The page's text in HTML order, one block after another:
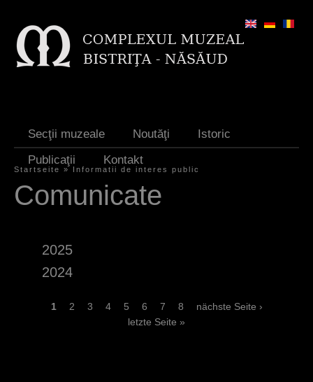
Secţii muzeale Noutăţi
Istoric
Publicaţii
Kontakt
S
Startseite » Informatii de interes public
Comunicate
2025
2024
S1 2 3 4 5 6 7 8
nächste Seite ›
letzte Seite »